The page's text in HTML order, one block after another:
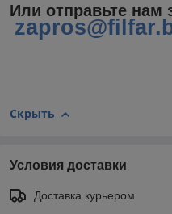
Или отправьте нам
Скрыть
Условия доставки
Доставка курьером